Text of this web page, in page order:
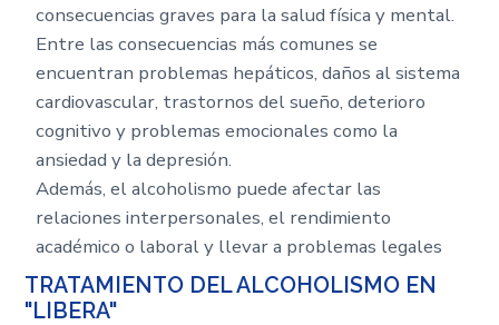
consecuencias graves para la salud física y mental.
Entre las consecuencias más comunes se
encuentran problemas hepáticos, daños al sistema
cardiovascular, trastornos del sueño, deterioro
cognitivo y problemas emocionales como la
ansiedad y la depresión.
Además, el alcoholismo puede afectar las
relaciones interpersonales, el rendimiento
académico o laboral y llevar a problemas legales
TRATAMIENTO DEL ALCOHOLISMO EN
"LIBERA"